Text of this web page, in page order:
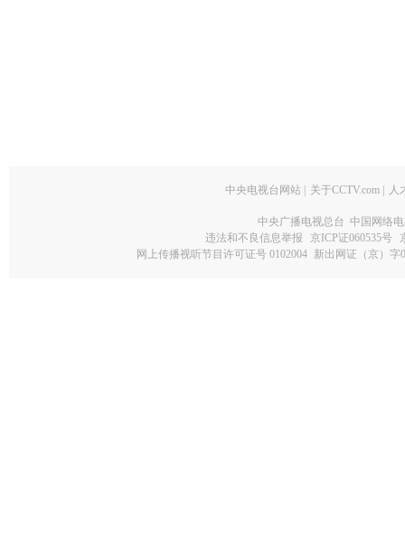
中央电视台网站 关于CCTV.com 人
中央广播电视总台 中国网络
违法和不良信息举报
京ICP证060535号
网上传播视听节目许可证号 0102004 新出网证（京）